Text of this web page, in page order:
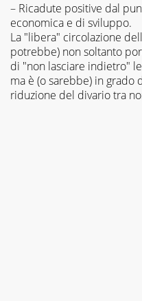
– Ricadute positive dal
economica e di sviluppo.
La "libera" circolazione
potrebbe) non soltanto
di "non lasciare indietro"
ma è (o sarebbe) in grado
riduzione del divario tra